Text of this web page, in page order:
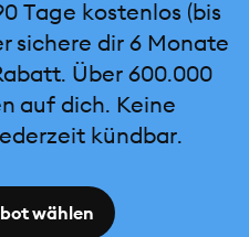
Tage kostenlos (bis
sichere dir 6 Monate
Über 600.000
auf dich. Keine
kündbar.
wählen